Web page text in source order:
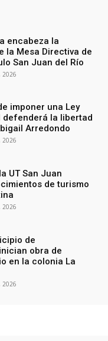
encabeza la
la Mesa Directiva de
San Juan del Río
2026
imponer una Ley
defenderá la libertad
Arredondo
2026
UT San Juan
de turismo
2026
de
obra de
en la colonia La
2026